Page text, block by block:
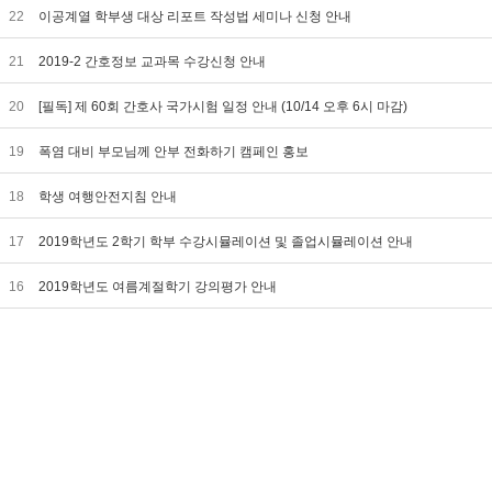
22 이공계열 학부생 대상 리포트 작성법 세미나 신청 안내
21 2019-2 간호정보 교과목 수강신청 안내
20 [필독] 제 60회 간호사 국가시험 일정 안내 (10/14 오후 6시 마감)
19 폭염 대비 부모님께 안부 전화하기 캠페인 홍보
18 학생 여행안전지침 안내
17 2019학년도 2학기 학부 수강시뮬레이션 및 졸업시뮬레이션 안내
16 2019학년도 여름계절학기 강의평가 안내